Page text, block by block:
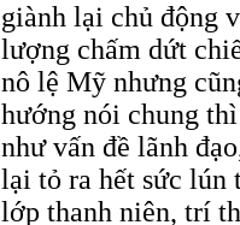
giành lại chủ động
lượng chấm dứt
nô lệ Mỹ nhưng
hướng nói chung
như vấn đề lãnh
lại tỏ ra hết sức lún
lớp thanh niên, trí